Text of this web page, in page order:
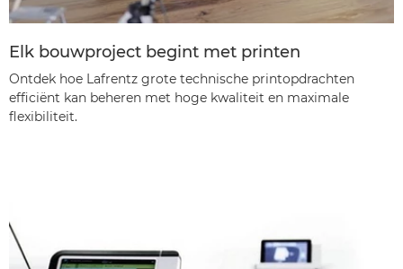
Elk bouwproject begint met printen
Ontdek hoe Lafrentz grote technische printopdrachten
efficiënt kan beheren met hoge kwaliteit en maximale
flexibiliteit.